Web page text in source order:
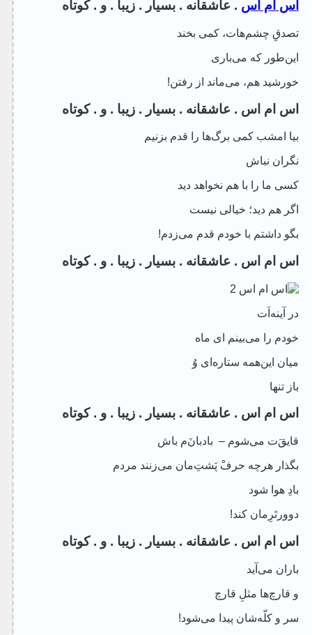
اس ام اس . عاشقانه . بسیار . زیبا . و . کوتاه
تصدقِ چشم‌هات، کمی بخند
این‌طور که می‌باری
خورشید هم، می‌ماند از رفتن!
اس ام اس . عاشقانه . بسیار . زیبا . و . کوتاه
بیا امشب کمی برگ‌ها را قدم بزنیم
نگران نباش
کسی ما را با هم نخواهد دید
اگر هم دید؛ خیالی نیست
بگو داشتم با خودم قدم می‌زدم!
اس ام اس . عاشقانه . بسیار . زیبا . و . کوتاه
در آینه‌اَت
خودم را می‌بینم ای ماه
میان این‌همه ستاره‌ای وُ
باز تنها
اس ام اس . عاشقانه . بسیار . زیبا . و . کوتاه
قایقَ‌ت می‌شوم – بادبان‌َم باش
بگذار هرچه حرفْ پَشتِ‌مان می‌زنند مردم
بادِ هوا شود
دوورتَرِمان کند!
اس ام اس . عاشقانه . بسیار . زیبا . و . کوتاه
باران می‌آید
و قارچ‌ها مثلِ قارچ
سر و کلّه‌شان پیدا می‌شود!